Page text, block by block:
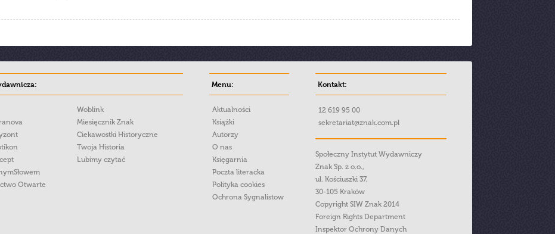
Otwarte
Woblink
Miesięcznik Znak
Ciekawostki Historyczne
Twoja Historia
Lubimy czytać
Menu:
Aktualności
Książki
Autorzy
O nas
Księgarnia
Poczta literacka
Polityka cookies
Ochrona Sygnalistow
Kontakt:
12 619 95 00
sekretariat@znak.com.pl
Społeczny Instytut Wydawniczy
Znak Sp. z o.o.,
ul. Kościuszki 37,
30-105 Kraków
Copyright SIW Znak 2014
Foreign Rights Department
Inspektor Ochrony Danych